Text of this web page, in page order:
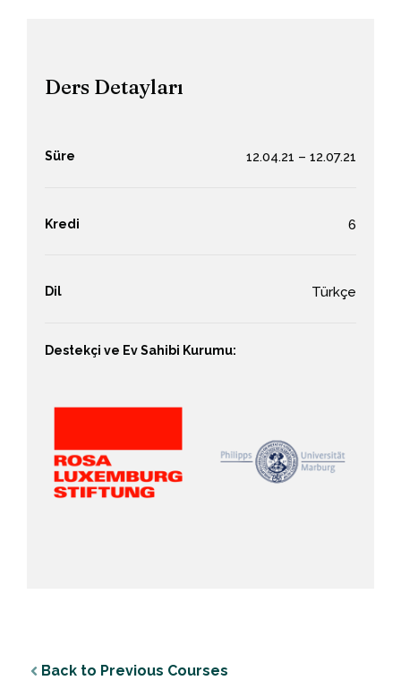
Ders Detayları
Süre 12.04.21 – 12.07.21
Kredi 6
Dil Türkçe
Destekçi ve Ev Sahibi Kurumu:
Back to Previous Courses